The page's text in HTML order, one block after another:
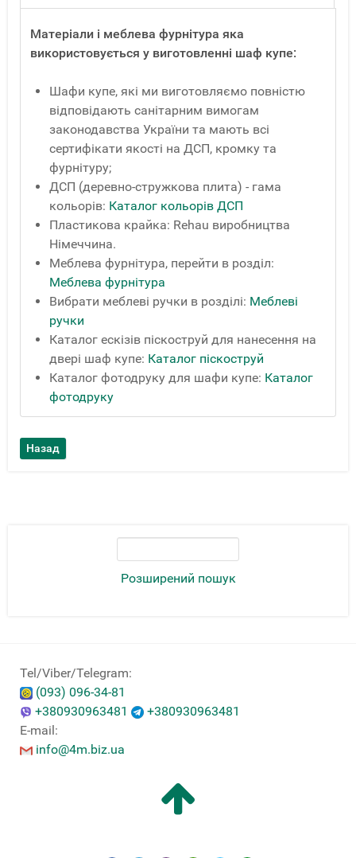
Розширений пошук
Матеріали і меблева фурнітура яка
використовується у виготовленні шаф купе:
Шафи купе, які ми виготовляємо повністю
відповідають санітарним вимогам
законодавства України та мають всі
сертифікати якості на ДСП, кромку та
фурнітуру;
ДСП (деревно-стружкова плита) - гама
кольорів: Каталог кольорів ДСП
Пластикова крайка: Rehau виробництва
Німеччина.
Меблева фурнітура, перейти в розділ:
Меблева фурнітура
Вибрати меблеві ручки в розділі: Меблеві
ручки
Каталог ескізів піскоструй для нанесення на
двері шаф купе: Каталог піскоструй
Каталог фотодруку для шафи купе: Каталог
фотодруку
Tel/Viber/Telegram:
(093) 096-34-81
+380930963481
+380930963481
E-mail:
info@4m.biz.ua